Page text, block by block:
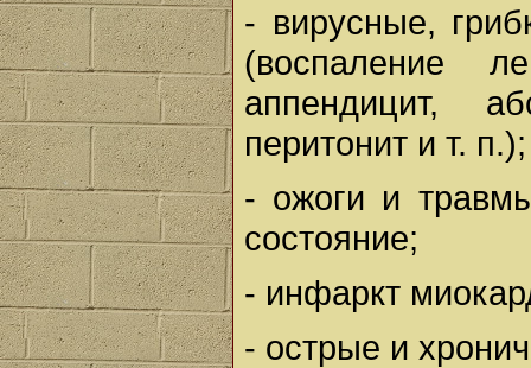
- вирусные,
(воспаление
аппендицит,
перитонит и т. п.);
- ожоги и
состояние;
- инфаркт
- острые и